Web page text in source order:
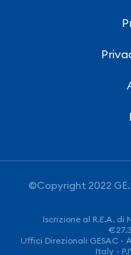
©Copyright 2022
Iscrizione al R.E.A.
Uffici Direzionali GESAC -
Italy -